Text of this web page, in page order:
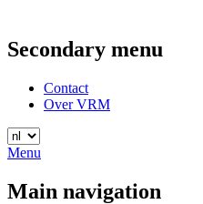
Secondary menu
Contact
Over VRM
Menu
Main navigation